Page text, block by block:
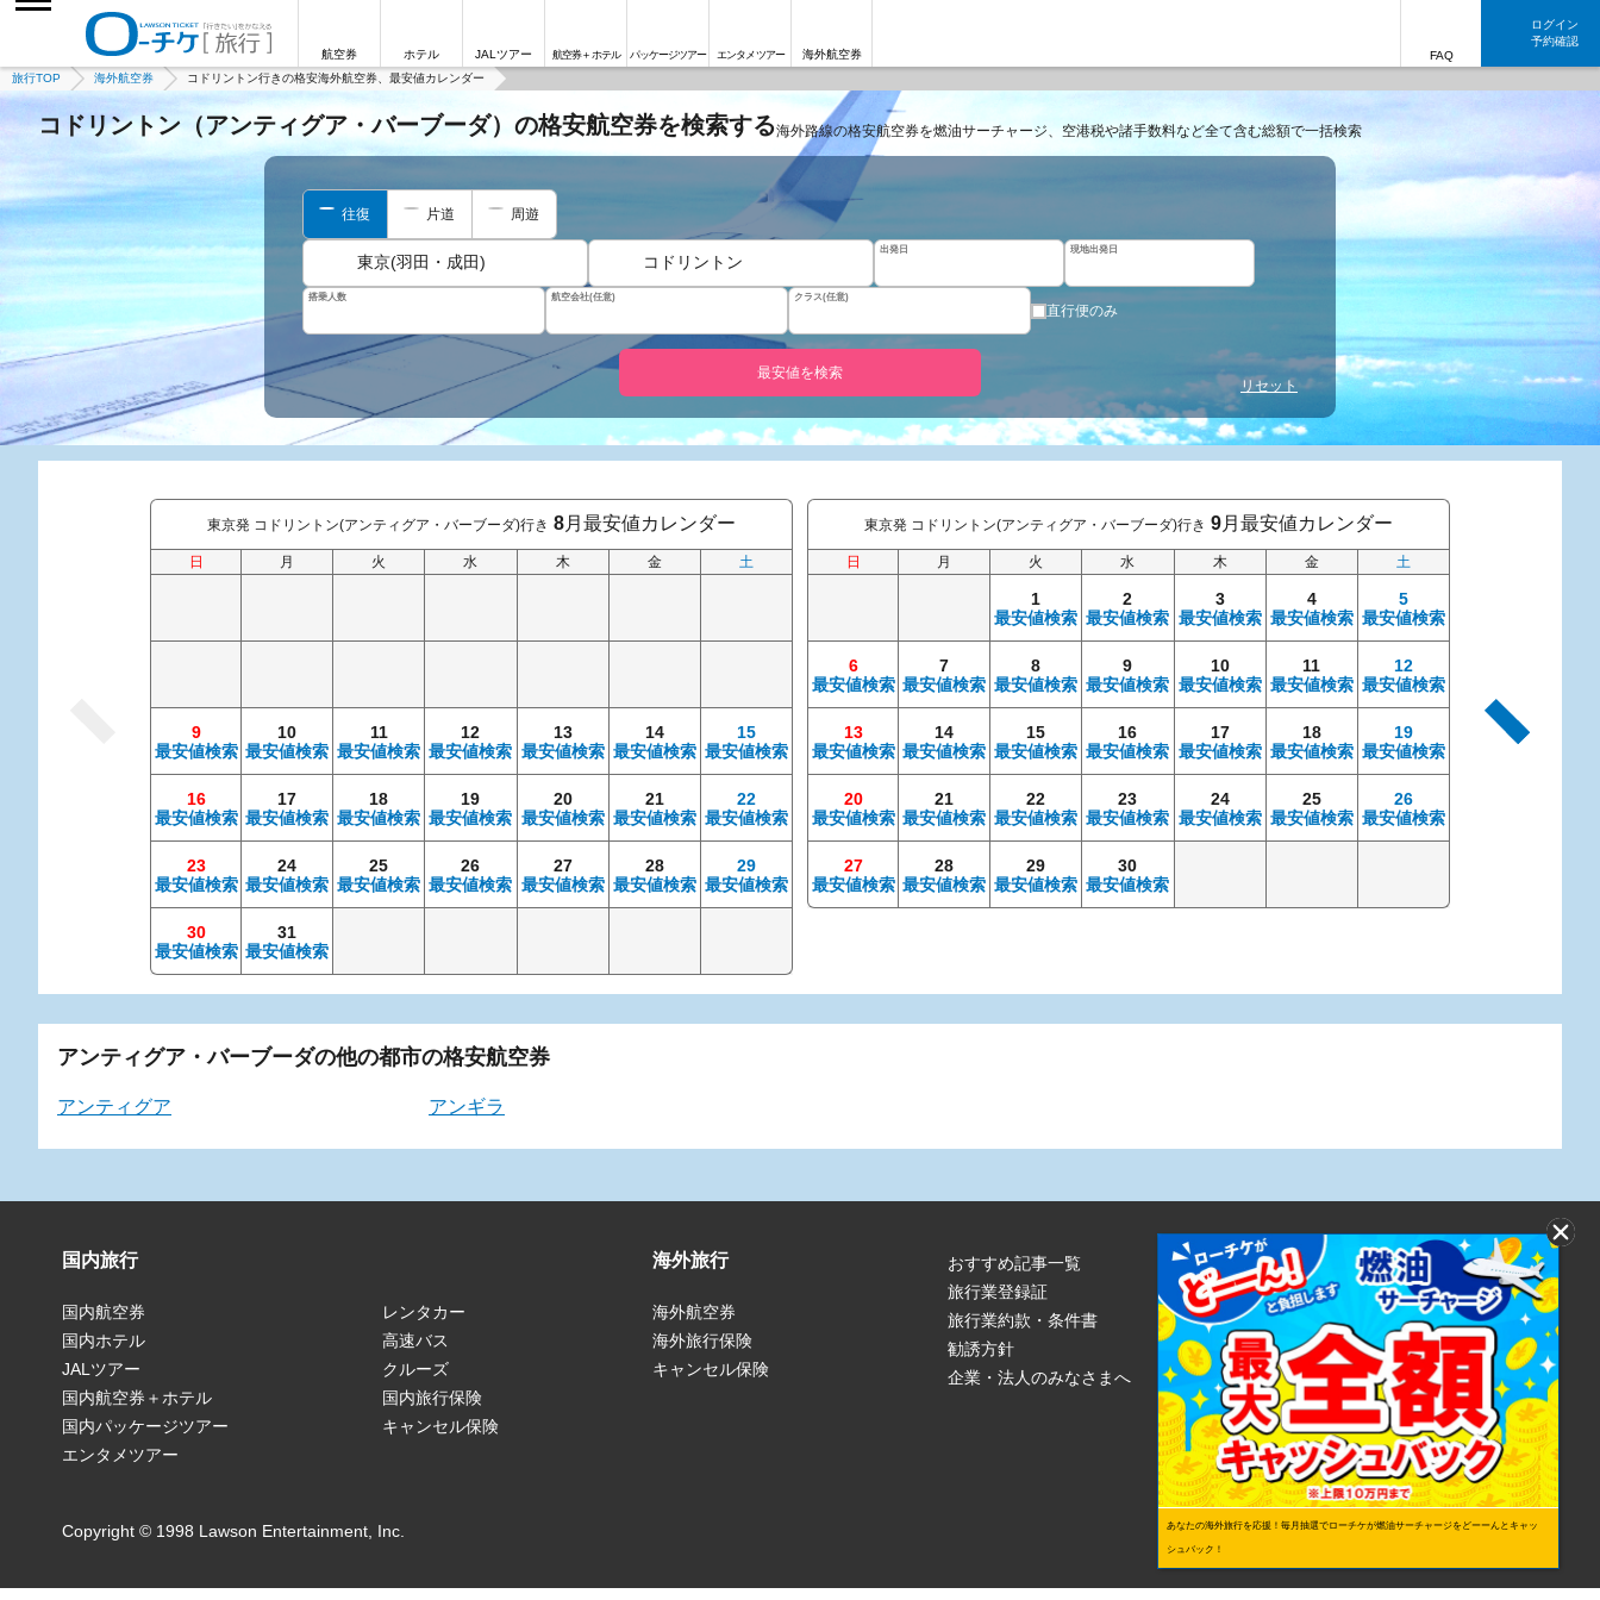
航空券 ホテル JALツアー 航空券＋ホテル パッケージツアー エンタメツアー 海外航空券 FAQ
ログイン
予約確認
旅行TOP 海外航空券 コドリントン行きの格安海外航空券、最安値カレンダー
コドリントン（アンティグア・バーブーダ）の格安航空券を検索する海外路線の格安航空券を燃油サーチャージ、空港税や諸手数料など全て含む総額で一括検索
往復 片道 周遊
東京(羽田・成田) コドリントン
出発日 現地出発日
搭乗人数 航空会社(任意) クラス(任意)
直行便のみ
最安値を検索
リセット
東京発 コドリントン(アンティグア・バーブーダ)行き 8月最安値カレンダー
日 月 火 水 木 金 土
9
最安値検索
10
最安値検索
11
最安値検索
12
最安値検索
13
最安値検索
14
最安値検索
15
最安値検索
16
最安値検索
17
最安値検索
18
最安値検索
19
最安値検索
20
最安値検索
21
最安値検索
22
最安値検索
23
最安値検索
24
最安値検索
25
最安値検索
26
最安値検索
27
最安値検索
28
最安値検索
29
最安値検索
30
最安値検索
31
最安値検索
東京発 コドリントン(アンティグア・バーブーダ)行き 9月最安値カレンダー
日 月 火 水 木 金 土
1
最安値検索
2
最安値検索
3
最安値検索
4
最安値検索
5
最安値検索
6
最安値検索
7
最安値検索
8
最安値検索
9
最安値検索
10
最安値検索
11
最安値検索
12
最安値検索
13
最安値検索
14
最安値検索
15
最安値検索
16
最安値検索
17
最安値検索
18
最安値検索
19
最安値検索
20
最安値検索
21
最安値検索
22
最安値検索
23
最安値検索
24
最安値検索
25
最安値検索
26
最安値検索
27
最安値検索
28
最安値検索
29
最安値検索
30
最安値検索
11
最安値検索
アンティグア・バーブーダの他の都市の格安航空券
アンティグア アンギラ
国内旅行
国内航空券
国内ホテル
JALツアー
国内航空券＋ホテル
国内パッケージツアー
エンタメツアー
レンタカー
高速バス
クルーズ
国内旅行保険
キャンセル保険
海外旅行
海外航空券
海外旅行保険
キャンセル保険
おすすめ記事一覧
旅行業登録証
旅行業約款・条件書
勧誘方針
企業・法人のみなさまへ
株式会社ローソンエンタテインメント
利用規約
ローソンWEB会員規約
個人情報の取り扱いについて
個人情報保護方針
Copyright © 1998 Lawson Entertainment, Inc. あなたの海外旅行を応援！毎月抽選でローチケが燃油サーチャージをどーーんとキャッ
シュバック！